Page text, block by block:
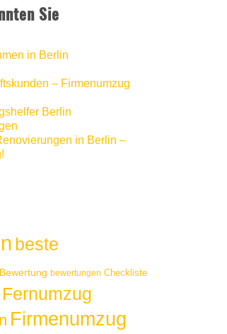
werkenntdenBESTEN.de
Sie
in Berlin
– Firmenumzug
Berlin
in Berlin –
beste
Bewertung bewertungen Checkliste
Fernumzug
Firmenumzug